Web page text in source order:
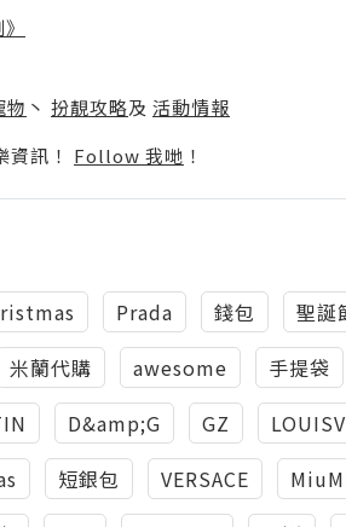
物 丶 扮靚攻略及 活動情報
訊！ Follow 我哋 ！
Prada 錢包 聖誕
米蘭代購 awesome 手提袋
D&amp;G GZ
短銀包 VERSACE